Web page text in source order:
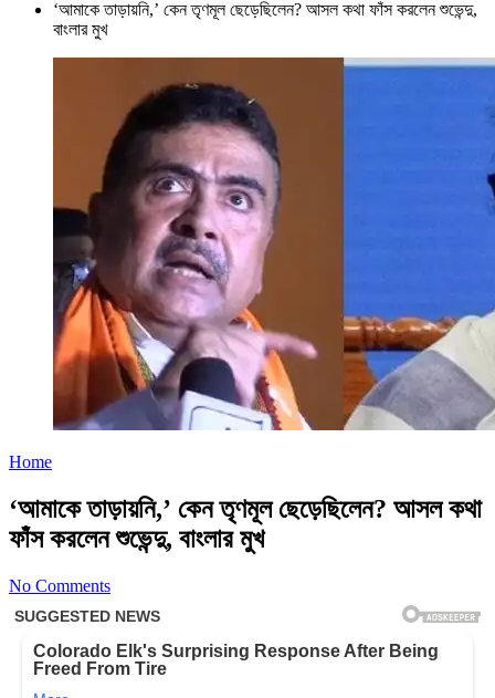
‘আমাকে তাড়ায়নি,’ কেন তৃণমূল ছেড়েছিলেন? আসল কথা ফাঁস করলেন শুভেন্দু,
বাংলার মুখ
Home
‘আমাকে তাড়ায়নি,’ কেন তৃণমূল ছেড়েছিলেন? আসল কথা
ফাঁস করলেন শুভেন্দু, বাংলার মুখ
No Comments